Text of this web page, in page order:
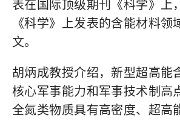
表在国际顶级期刊《科学》上
《科学》上发表的含能材料领
文。
胡炳成教授介绍，新型超高能
核心军事能力和军事技术制高
全氮类物质具有高密度、超高